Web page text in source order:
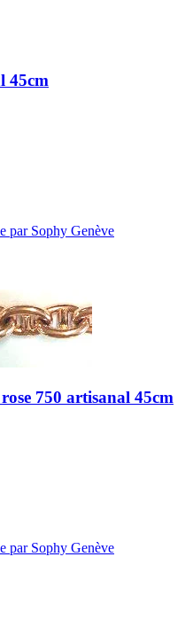
45cm
par Sophy Genève
750 artisanal 45cm
par Sophy Genève